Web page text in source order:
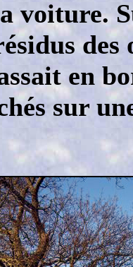
voiture.
des
en
sur